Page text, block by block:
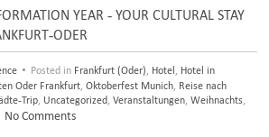
YEAR - YOUR CULTURAL STAY
ODER
• Posted in Frankfurt (Oder) Hotel
Hotel in
Oder Frankfurt ,Oktoberfest Munich Reise nach
Trip Uncategorized ,Veranstaltungen ,Weihnachts
No Comments